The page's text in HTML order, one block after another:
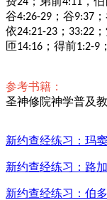
谷4:26-29 ；谷9:37
依24:21-23 ； 33:22
匝14:16 ；得前1:2-9
参考书籍：
圣神修院神学普及
新约查经练习：玛
新约查经练习：路
新约查经练习：伯